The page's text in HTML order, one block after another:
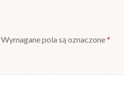
Wymagane pola są oznaczone*